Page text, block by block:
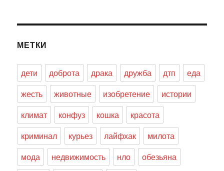
МЕТКИ
дети доброта драка дружба дтп
еда
жесть
животные изобретение
истории
климат
конфуз кошка
красота
криминал
курьез лайфхак
милота
мода
недвижимость нло
обезьяна